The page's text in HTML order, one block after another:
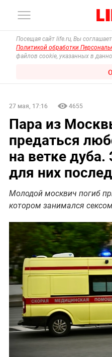
Посещая сайт life.ru, Вы
Политикой обработки
файлов cookie, указанных в
27 мая, 17:16 4655
Пара из
предаться
на ветке дуба.
для них
Молодой москвич погиб
котором занимался